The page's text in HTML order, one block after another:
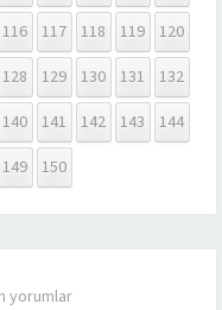
116 117 118 119 120
128 129 130 131
132
140 141 142 143
144
149 150
yorumlar